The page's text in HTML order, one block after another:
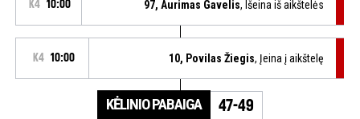
K4 10:00 97, Aurimas Gavelis, Išeina iš aikštelės
K4 10:00 10, Povilas Žiegis, Įeina į aikštelę
KĖLINIO PABAIGA 47-49